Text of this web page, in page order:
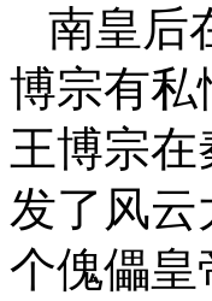
南皇后
博宗有私
王博宗
发了风
个傀儡皇